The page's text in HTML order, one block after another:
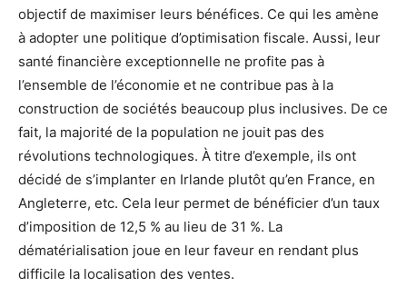
objectif de maximiser leurs bénéfices. Ce qui les amène
à adopter une politique d’optimisation fiscale. Aussi, leur
santé financière exceptionnelle ne profite pas à
l’ensemble de l’économie et ne contribue pas à la
construction de sociétés beaucoup plus inclusives. De ce
fait, la majorité de la population ne jouit pas des
révolutions technologiques. À titre d’exemple, ils ont
décidé de s’implanter en Irlande plutôt qu’en France, en
Angleterre, etc. Cela leur permet de bénéficier d’un taux
d’imposition de 12,5 % au lieu de 31 %. La
dématérialisation joue en leur faveur en rendant plus
difficile la localisation des ventes.